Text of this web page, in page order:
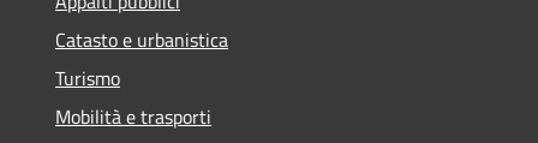
Catasto e urbanistica
Turismo
Mobilità e trasporti